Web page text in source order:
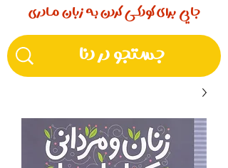
جایی برای کودکـــی کردن بـه زبان مـادری